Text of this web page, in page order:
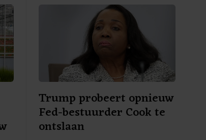
Trump probeert opnieuw
Fed-bestuurder Cook te
ontslaan